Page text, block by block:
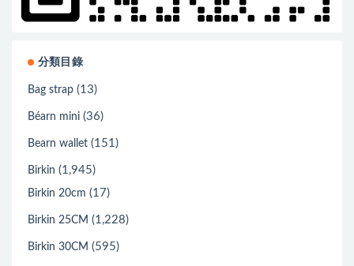
分類目錄
Bag strap (13)
Béarn mini (36)
Bearn wallet (151)
Birkin (1,945)
Birkin 20cm (17)
Birkin 25CM (1,228)
Birkin 30CM (595)